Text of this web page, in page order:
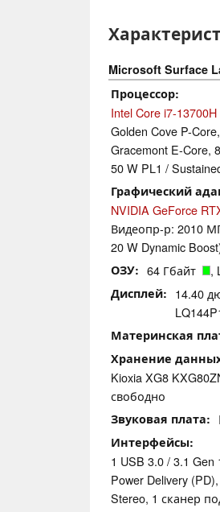
Microsoft Surface
Процессор
Intel Core i7-13700H
Golden Cove P-
Gracemont E-Core,
50 W PL1 /
Графический
NVIDIA GeForce
Видеопр-р: 2010
20 W Dynamic
ОЗУ 64 Гбайт ,
Дисплей
14.40
Материнская
Хранение
Kioxia XG8
свободно
Звуковая плата
Интерфейсы
1 USB 3.0 / 3.1
Power Delivery
Stereo, 1 сканер